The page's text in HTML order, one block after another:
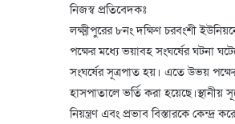
নিজস্ব প্রতিবেদকঃ
লক্ষ্মীপুরের ৮নং দক্ষিণ চরবংশী
পক্ষের মধ্যে ভয়াবহ সংঘর্ষের ঘটনা
সংঘর্ষের সূত্রপাত হয়। এতে উভয়
হাসপাতালে ভর্তি করা হয়েছে।স্থানীয়
নিয়ন্ত্রণ এবং প্রভাব বিস্তারকে